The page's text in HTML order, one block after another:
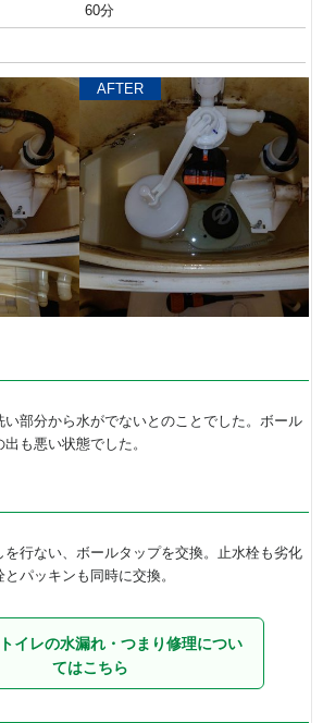
60分
AFTER
い部分から水がでないとのことでした。ボール
も悪い状態でした。
行ない、ボールタップを交換。止水栓も劣化
パッキンも同時に交換。
イレの水漏れ・つまり修理につい
てはこちら